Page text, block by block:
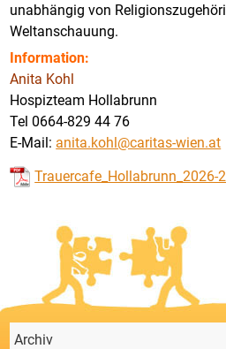
unabhängig von
Weltanschauung.
Information:
Anita Kohl
Hospizteam Hollabrunn
Tel 0664-829 44 76
E-Mail: anita.kohl@caritas-wien.at
Trauercafe_Hollabrunn_2026-
Archiv